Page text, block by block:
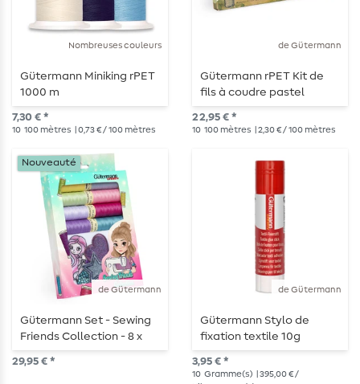
Nombreuses couleurs
Gütermann Miniking rPET
1000 m
7,30 € *
10 100 mètres | 0,73 € / 100 mètres
de Gütermann
Gütermann rPET Kit de
fils à coudre pastel
22,95 € *
10 100 mètres | 2,30 € / 100 mètres
de Gütermann
Nouveauté
Gütermann Set - Sewing
Friends Collection - 8 x
100m avec 3 applications
29,95 € *
de Gütermann
Gütermann Stylo de
fixation textile 10g
3,95 € *
10 Gramme(s)
| 395,00 € /